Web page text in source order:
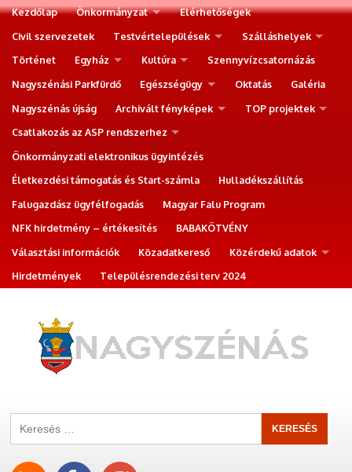
Kezdőlap Önkormányzat
Elérhetőségek
Civil szervezetek
Testvértelepülések
Szálláshelyek
Történet
Egyház Kultúra
Szennyvízcsatornázás
Nagyszénási Parkfürdő
Egészségügy Oktatás
Galéria
Nagyszénás újság
Archivált fényképek
TOP projektek
Csatlakozás az ASP rendszerhez
Önkormányzati elektronikus ügyintézés
Életkezdési támogatás és Start-számla
Hulladékszállítás
Falugazdász ügyfélfogadás
Magyar Falu Program
NFK hirdetmény – értékesítés
BABAKÖTVÉNY
Választási információk
Közadatkereső
Közérdekű adatok
Hirdetmények
Településrendezési terv 2024